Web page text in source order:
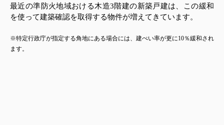
最近の準防火地域おける木造3階建の新築戸建は、この緩和
を使って建築確認を取得する物件が増えてきています。
※特定行政庁が指定する角地にある場合には、建ぺい率が更に10％緩和され
ます。